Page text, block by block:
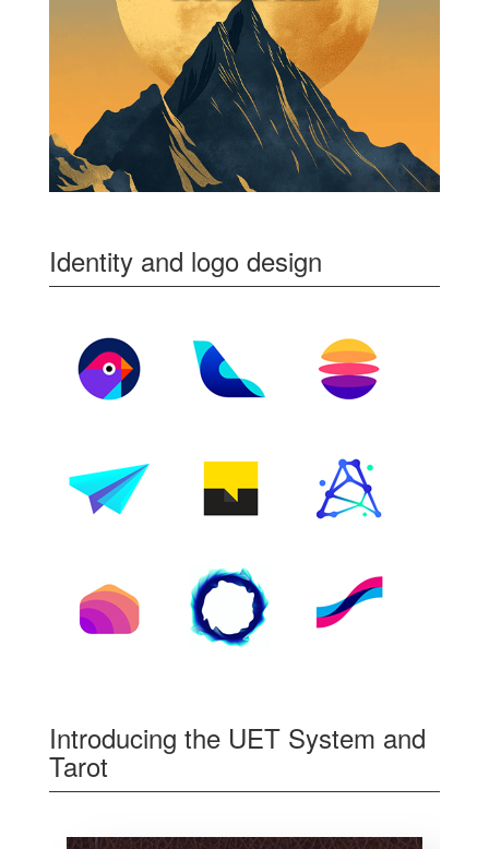
Identity and logo design
Introducing the UET System and
Tarot